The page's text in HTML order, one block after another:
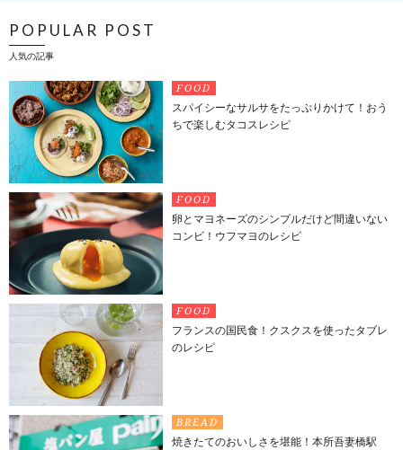
POPULAR POST
人気の記事
FOOD
スパイシーなサルサをたっぷりかけて！おう
ちで楽しむタコスレシピ
FOOD
卵とマヨネーズのシンプルだけど間違いない
コンビ！ウフマヨのレシピ
FOOD
フランスの国民食！クスクスを使ったタブレ
のレシピ
BREAD
焼きたてのおいしさを堪能！本所吾妻橋駅